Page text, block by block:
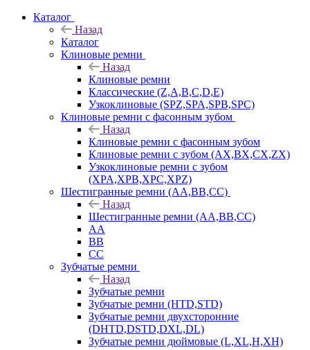
Каталог
Назад
Каталог
Клиновые ремни
Назад
Клиновые ремни
Классические (Z,A,B,C,D,E)
Узкоклиновые (SPZ,SPA,SPB,SPC)
Клиновые ремни с фасонным зубом
Назад
Клиновые ремни с фасонным зубом
Клиновые ремни с зубом (AX,BX,CX,ZX)
Узкоклиновые ремни с зубом
(XPA,XPB,XPC,XPZ)
Шестигранные ремни (AA,BB,CC)
Назад
Шестигранные ремни (AA,BB,CC)
AA
BB
CC
Зубчатые ремни
Назад
Зубчатые ремни
Зубчатые ремни (HTD,STD)
Зубчатые ремни двухсторонние
(DHTD,DSTD,DXL,DL)
Зубчатые ремни дюймовые (L,XL,H,XH)